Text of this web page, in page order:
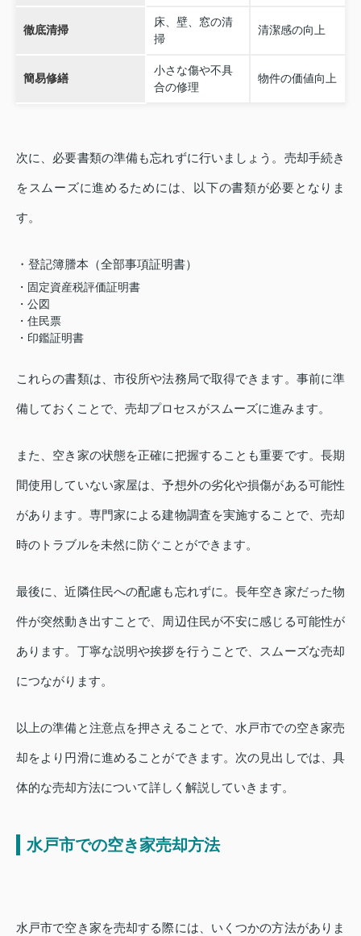
徹底清掃
床、壁、窓の清
掃
清潔感の向上
簡易修繕
小さな傷や不具
合の修理
物件の価値向上
次に、必要書類の準備も忘れずに行いましょう。売却手続き
をスムーズに進めるためには、以下の書類が必要となりま
す。
・登記簿謄本（全部事項証明書）
・固定資産税評価証明書
・公図
・住民票
・印鑑証明書
これらの書類は、市役所や法務局で取得できます。事前に準
備しておくことで、売却プロセスがスムーズに進みます。
また、空き家の状態を正確に把握することも重要です。長期
間使用していない家屋は、予想外の劣化や損傷がある可能性
があります。専門家による建物調査を実施することで、売却
時のトラブルを未然に防ぐことができます。
最後に、近隣住民への配慮も忘れずに。長年空き家だった物
件が突然動き出すことで、周辺住民が不安に感じる可能性が
あります。丁寧な説明や挨拶を行うことで、スムーズな売却
につながります。
以上の準備と注意点を押さえることで、水戸市での空き家売
却をより円滑に進めることができます。次の見出しでは、具
体的な売却方法について詳しく解説していきます。
水戸市での空き家売却方法
水戸市で空き家を売却する際には、いくつかの方法がありま